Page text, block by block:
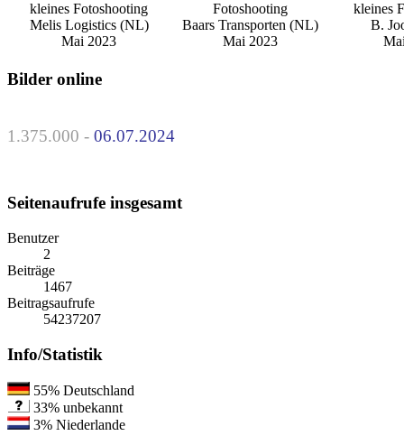
kleines Fotoshooting
Melis Logistics (NL)
Mai 2023
Fotoshooting
Baars Transporten (NL)
Mai 2023
kleines
B.
Bilder online
1.375.000 - 06.07.2024
Seitenaufrufe insgesamt
Benutzer
2
Beiträge
1467
Beitragsaufrufe
54237207
Info/Statistik
55% Deutschland
33% unbekannt
3% Niederlande